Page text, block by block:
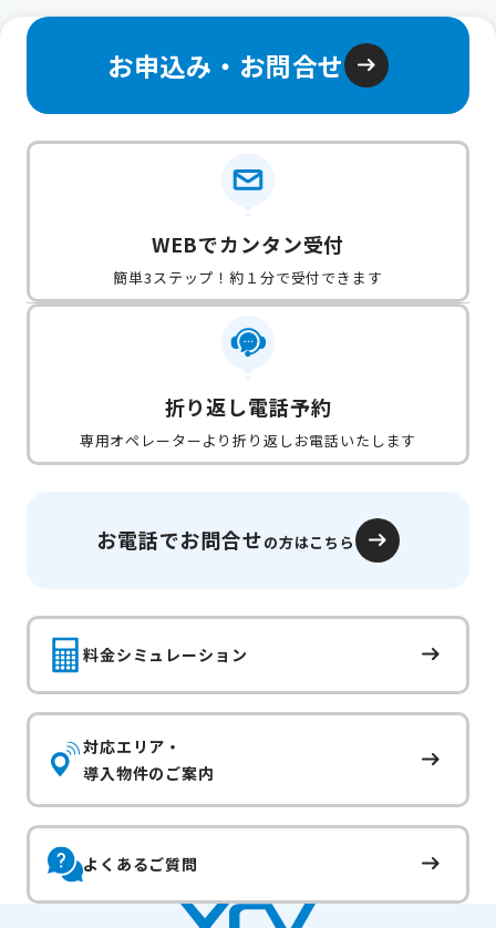
お申込み・お問合せ
WEBでカンタン受付
簡単3ステップ！約１分で受付できます
折り返し電話予約
専用オペレーターより折り返しお電話いたします
お電話でお問合せの方はこちら
料金シミュレーション
対応エリア・
導入物件のご案内
よくあるご質問